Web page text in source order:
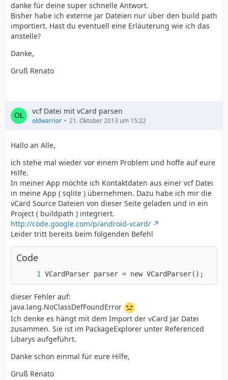
danke für deine super schnelle Antwort.
Bisher habe ich externe jar Dateien nur über den build path
importiert. Hast du eventuell eine Erläuterung wie ich das
anstelle?
Danke,
Gruß Renato
vcf Datei mit vCard parsen
oldwarrior 21. Oktober 2013 um 15:22
Hallo an Alle,
ich stehe mal wieder vor einem Problem und hoffe auf eure
Hilfe.
In meiner App möchte ich Kontaktdaten aus einer vcf Datei
in meine App ( sqlite ) übernehmen. Dazu habe ich mir die
vCard Source Dateien von dieser Seite geladen und in ein
Project ( buildpath ) integriert.
http://code.google.com/p/android-vcard/
Leider tritt bereits beim folgenden Befehl
Code
VCardParser parser = new VCardParser();
dieser Fehler auf:
java.lang.NoClassDefFoundError
Ich denke es hängt mit dem Import der vCard Jar Datei
zusammen. Sie ist im PackageExplorer unter Referenced
Libarys aufgeführt.
Danke schon einmal für eure Hilfe,
Gruß Renato